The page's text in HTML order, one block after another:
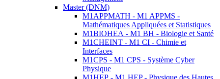
Master (DNM)
M1APPMATH - M1 APPMS -
Mathématiques Appliquées et Statistiques
M1BIOHEA - M1 BH - Biologie et Santé
M1CHEINT - M1 CI - Chimie et
Interfaces
M1CPS - M1 CPS - Système Cyber
Physique
M1HEP - M1 HEP - Physique des Hautes